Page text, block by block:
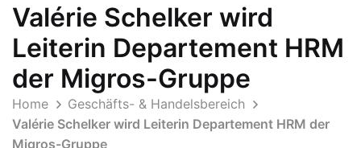
Valérie Schelker wird
Leiterin Departement HRM
der Migros-Gruppe
Home
Geschäfts- & Handelsbereich
Valérie Schelker wird Leiterin Departement HRM der
Migros-Gruppe